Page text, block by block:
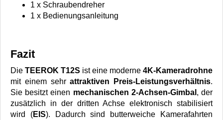
1 x Schraubendreher
1 x Bedienungsanleitung
Fazit
Die TEEROK T12S ist eine moderne 4K-Kameradrohne
mit einem sehrattraktiven Preis-Leistungsverhältnis.
Sie besitzt einen mechanischen 2-Achsen-Gimbal , der
zusätzlich in der dritten Achse elektronisch stabilisiert
wird (EIS). Dadurch sind butterweiche Kamerafahrten